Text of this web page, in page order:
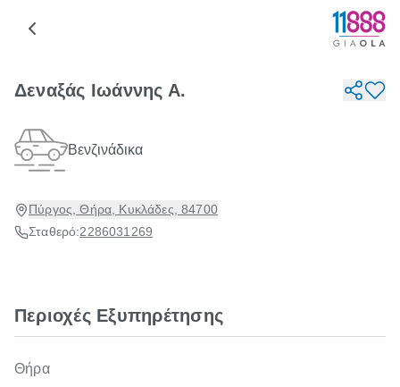
Δεναξάς Ιωάννης Α.
Βενζινάδικα
Πύργος, Θήρα, Κυκλάδες, 84700
Σταθερό:2286031269
Περιοχές Εξυπηρέτησης
Θήρα